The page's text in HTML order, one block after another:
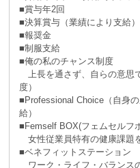
■賞与年2回
■決算賞与（業績により⽀給）
■報奨⾦
■制服支給
■俺の私のチャンス制度
上長を通さず、自らの意思
度）
■Professional Choice（自身
給）
■Femself BOX(フェムセルフ
女性従業員特有の健康課題
■ベネフィットステーション
ワーク・ライフ・バランス